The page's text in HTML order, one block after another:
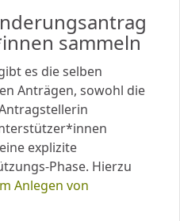
sammeln
es die selben
Anträgen, sowohl die
explizite
Phase. Hierzu
Anlegen von